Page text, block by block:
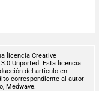
licencia Creative
Unported. Esta licencia
del artículo en
correspondiente al autor
Medwave.